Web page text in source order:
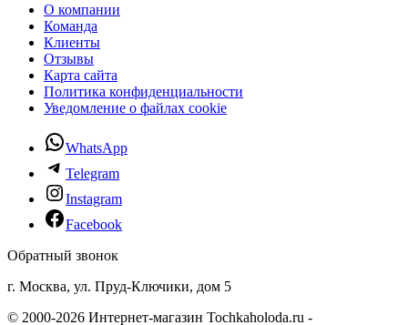
О компании
Команда
Клиенты
Отзывы
Карта сайта
Политика конфиденциальности
Уведомление о файлах cookie
WhatsApp
Telegram
Instagram
Facebook
Обратный звонок
г. Москва, ул. Пруд-Ключики, дом 5
© 2000-2026 Интернет-магазин Tochkaholoda.ru -